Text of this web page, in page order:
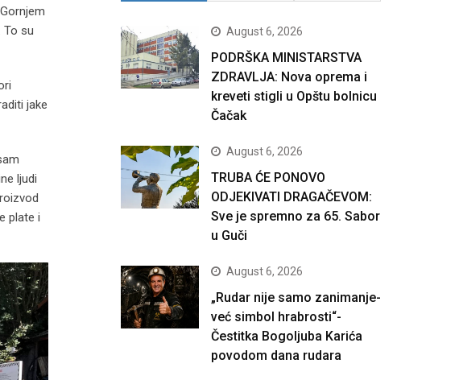
To su
jake
ljudi
plate i
August 6, 2026
PODRŠKA MINISTARSTVA
ZDRAVLJA: Nova oprema i
kreveti stigli u Opštu bolnicu
Čačak
August 6, 2026
TRUBA ĆE PONOVO
ODJEKIVATI DRAGAČEVOM:
Sve je spremno za 65. Sabor
u Guči
August 6, 2026
„Rudar nije samo zanimanje-
već simbol hrabrosti“-
Čestitka Bogoljuba Karića
povodom dana rudara